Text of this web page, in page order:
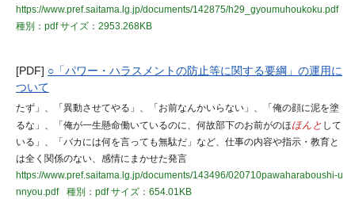
https://www.pref.saitama.lg.jp/documents/142875/h29_gyoumuhoukoku.pdf
種別：pdfサイズ：2953.268KB
[PDF] ○「パワー・ハラスメントの防止等に関する要綱」の運用に
ついて
たず」、「異動させてやる」、「お前なんかいらない」、「俺の顔に泥を塗
るな」、「俺が一生懸命働いているのに、何故部下のお前がのほほんと して
いる」、「バカには何を言っても無駄だ」など、仕事の内容や指示・教育と
は全く関係のない、感情にまかせた発言
https://www.pref.saitama.lg.jp/documents/143496/020710pawaharaboushi-u
nnyou.pdf
種別：pdfサイズ：654.01KB